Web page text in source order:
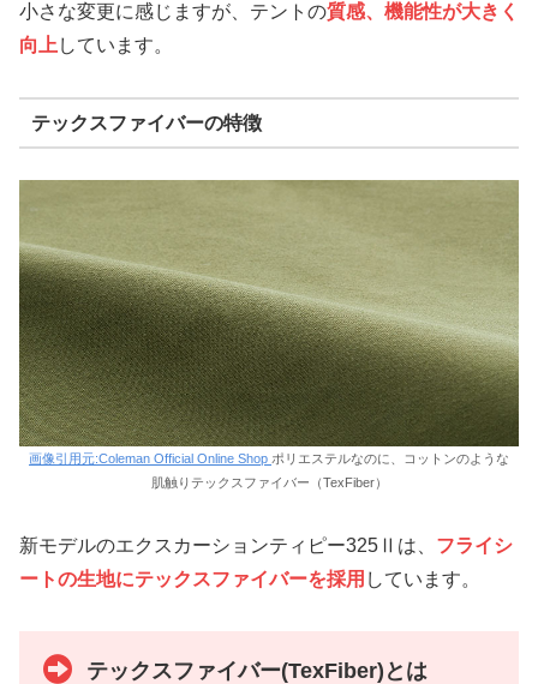
小さな変更に感じますが、テントの質感、機能性が大きく
向上しています。
テックスファイバーの特徴
画像引用元:Coleman Official Online Shop ポリエステルなのに、コットンのような
肌触りテックスファイバー（TexFiber）
新モデルのエクスカーションティピー325Ⅱは、 フライシ
ートの生地にテックスファイバーを採用 しています。
テックスファイバー(TexFiber)とは